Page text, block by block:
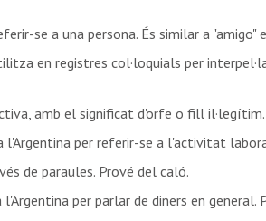
se a una persona. És similar a
en registres col·loquials per
amb el significat d'orfe o fill il·legítim.
per referir-se a l'activitat
de paraules. Prové del caló.
per parlar de diners en general.